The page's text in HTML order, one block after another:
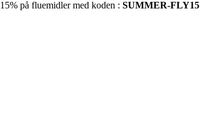
15% på fluemidler med koden : SUMMER-FLY15